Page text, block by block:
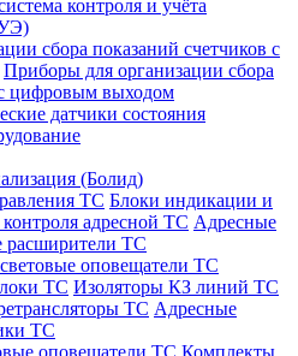
контроля и учёта
сбора показаний счетчиков с
Приборы для организации сбора
цифровым выходом
датчики состояния
(Болид)
ТС Блоки индикации и
адресной ТС Адресные
расширители ТС
оповещатели ТС
ТС Изоляторы КЗ линий ТС
ТС Адресные
ТС
оповещатели ТС Комплекты